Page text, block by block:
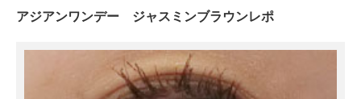
アジアンワンデー ジャスミンブラウンレポ